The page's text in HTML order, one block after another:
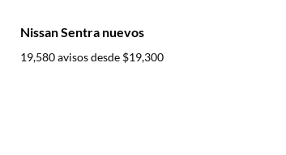
Nissan Sentra nuevos
19,580 avisos desde $19,300